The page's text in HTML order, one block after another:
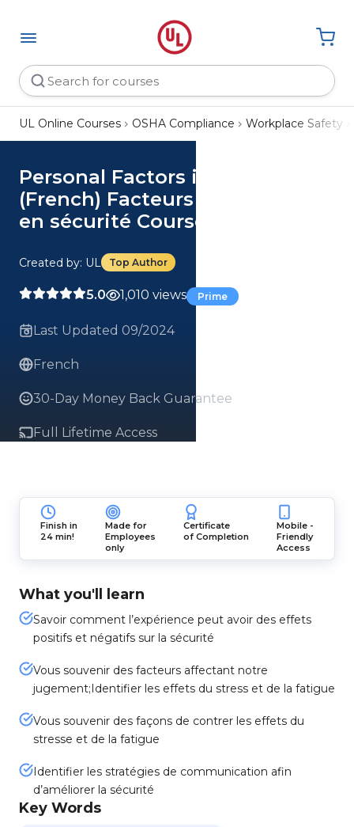
UL Online Courses OSHA Compliance Workplace Safety
Personal Factors in Safety
(French) Facteurs personnels
en sécurité Course
Created by: UL Top Author
5.0 1,010 views Prime
Last Updated 09/2024
French
30-Day Money Back Guarantee
Full Lifetime Access
Finish in
24 min!
Made for
Employees
only
Certificate
of Completion
Mobile -
Friendly
Access
What you'll learn
Savoir comment l’expérience peut avoir des effets
positifs et négatifs sur la sécurité
Vous souvenir des facteurs affectant notre
jugement;Identifier les effets du stress et de la fatigue
Vous souvenir des façons de contrer les effets du
stresse et de la fatigue
Identifier les stratégies de communication afin
d’améliorer la sécurité
Key Words